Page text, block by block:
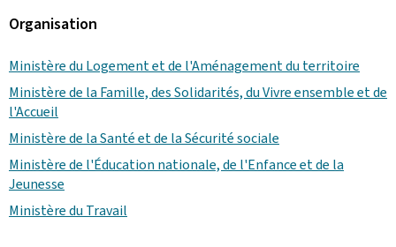
Organisation
Ministère du Logement et de l'Aménagement du territoire
Ministère de la Famille, des Solidarités, du Vivre ensemble et de
l'Accueil
Ministère de la Santé et de la Sécurité sociale
Ministère de l'Éducation nationale, de l'Enfance et de la
Jeunesse
Ministère du Travail